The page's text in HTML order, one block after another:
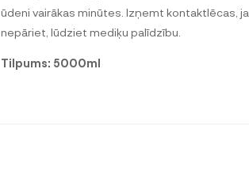
ūdeni vairākas minūtes. Izņemt kontaktlēcas,
nepāriet, lūdziet mediķu palīdzību.
Tilpums: 5000ml